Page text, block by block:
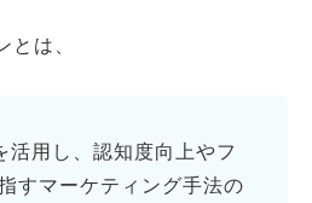
は、
用し、認知度向上やフ
すマーケティング手法の